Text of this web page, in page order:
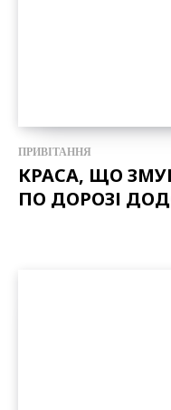
ПРИВІТАННЯ
КРАСА, ЩО
ПО ДОРОЗІ